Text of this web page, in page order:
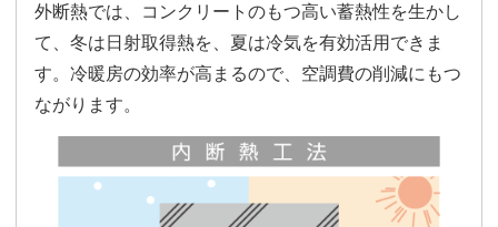
外断熱では、コンクリートのもつ高い蓄熱性を生かし
て、冬は日射取得熱を、夏は冷気を有効活用できま
す。冷暖房の効率が高まるので、空調費の削減にもつ
ながります。